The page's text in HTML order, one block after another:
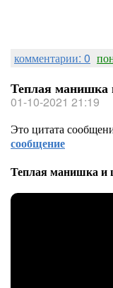
комментарии: 0
Теплая
01-10-2021 21:19
Это цитата
сообщение
Теплая манишка